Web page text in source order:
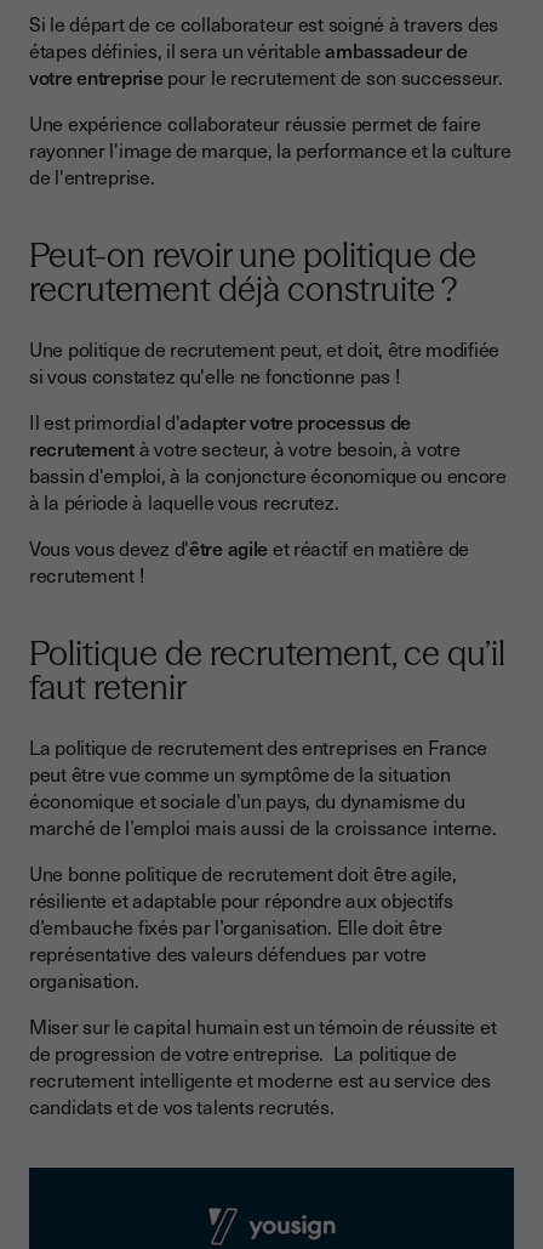
Si le départ de ce collaborateur est soigné à travers des
étapes définies, il sera un véritableambassadeur de
votre entreprisepour le recrutement de son successeur.
Une expérience collaborateur réussie permet de faire
rayonner l'image de marque, la performance et la culture
de l'entreprise.
Peut-on revoir une politique de
recrutement déjà construite ?
Une politique de recrutement peut, et doit, être modifiée
si vous constatez qu'elle ne fonctionne pas !
Il est primordial d'adapter votre processus de
recrutementà votre secteur, à votre besoin, à votre
bassin d'emploi, à la conjoncture économique ou encore
à la période à laquelle vous recrutez.
Vous vous devez d'être agileet réactif en matière de
recrutement !
Politique de recrutement, ce qu’il
faut retenir
La politique de recrutement des entreprises en France
peut être vue comme un symptôme de la situation
économique et sociale d'un pays, du dynamisme du
marché de l’emploi mais aussi de la croissance interne.
Une bonne politique de recrutement doit être agile,
résiliente et adaptable pour répondre aux objectifs
d’embauche fixés par l’organisation. Elle doit être
représentative des valeurs défendues par votre
organisation.
Miser sur le capital humain est un témoin de réussite et
de progression de votre entreprise. La politique de
recrutement intelligente et moderne est au service des
candidats et de vos talents recrutés.